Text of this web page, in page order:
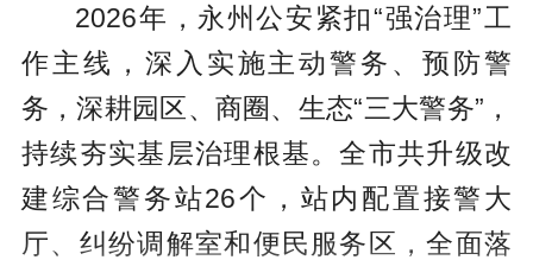
2026年，永州公安紧扣“强治理”工
作主线，深入实施主动警务、预防警
务，深耕园区、商圈、生态“三大警务”，
持续夯实基层治理根基。全市共升级改
建综合警务站26个，站内配置接警大
厅、纠纷调解室和便民服务区，全面落